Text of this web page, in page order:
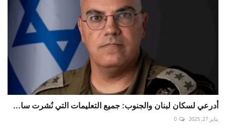
أدرعي لسكان لبنان والجنوب: جميع التعليمات التي نُشرت سا...
يناير 27, 2025 0